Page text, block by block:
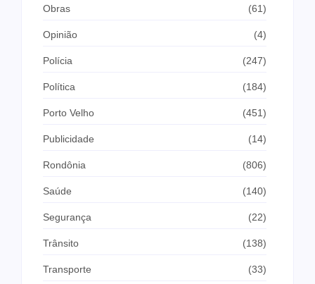
Obras (61)
Opinião (4)
Polícia (247)
Política (184)
Porto Velho (451)
Publicidade (14)
Rondônia (806)
Saúde (140)
Segurança (22)
Trânsito (138)
Transporte (33)